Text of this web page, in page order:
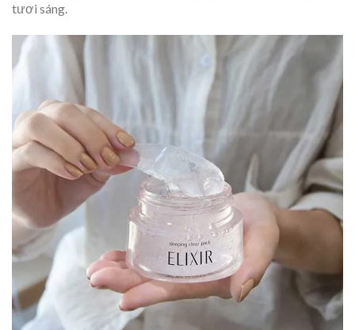
tươi sáng.